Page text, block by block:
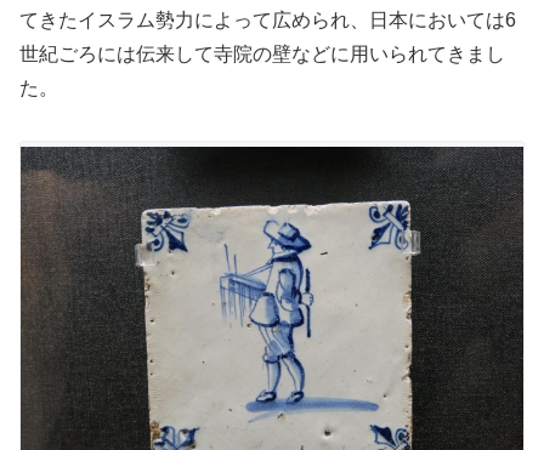
てきたイスラム勢力によって広められ、日本においては6
世紀ごろには伝来して寺院の壁などに用いられてきまし
た。